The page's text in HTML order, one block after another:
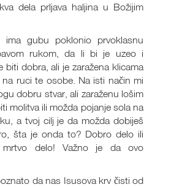
dela prljava haljina u Božijim
gubu poklonio prvoklasnu
rukom, da li bi je uzeo i
biti dobra, ali je zaražena klicama
ruci te osobe. Na isti način mi
dobru stvar, ali zaraženu lošim
molitva ili možda pojanje sola na
a tvoj cilj je da možda dobiješ
šta je onda to? Dobro delo ili
delo! Važno je da ovo
da nas Isusova krv čisti od